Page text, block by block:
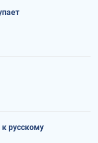
русскому